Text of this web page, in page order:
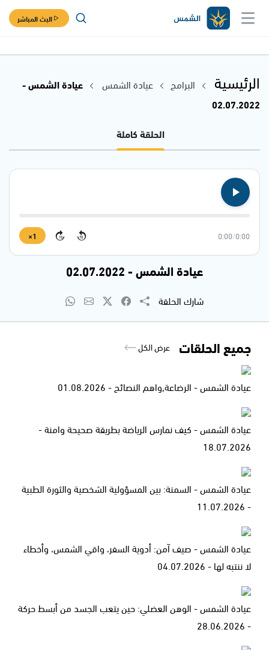
البث المباشر
الرئيسية البرامج عيادة الشمس
عيادة الشمس -
02.07.2022
الحلقة كاملة
0:00
/
0:00
15
15
1×
عيادة الشمس - 02.07.2022
شارك الحلقة
جميع الحلقات عرض الكل
عيادة الشمس - الرضاعة,واهم النصائح - 01.08.2026
عيادة الشمس - كيف نمارس الرياضة بطريقة صحيحة وامنة -
18.07.2026
عيادة الشمس - السمنة: بين المسؤولية الشخصية والثورة الطبية
- 11.07.2026
عيادة الشمس - صيف آمن: أدوية السفر، واقي الشمس، وأخطاء
لا ننتبه لها - 04.07.2026
عيادة الشمس - الوهن العضلي: حين يتعب الجسد من أبسط حركة
- 28.06.2026